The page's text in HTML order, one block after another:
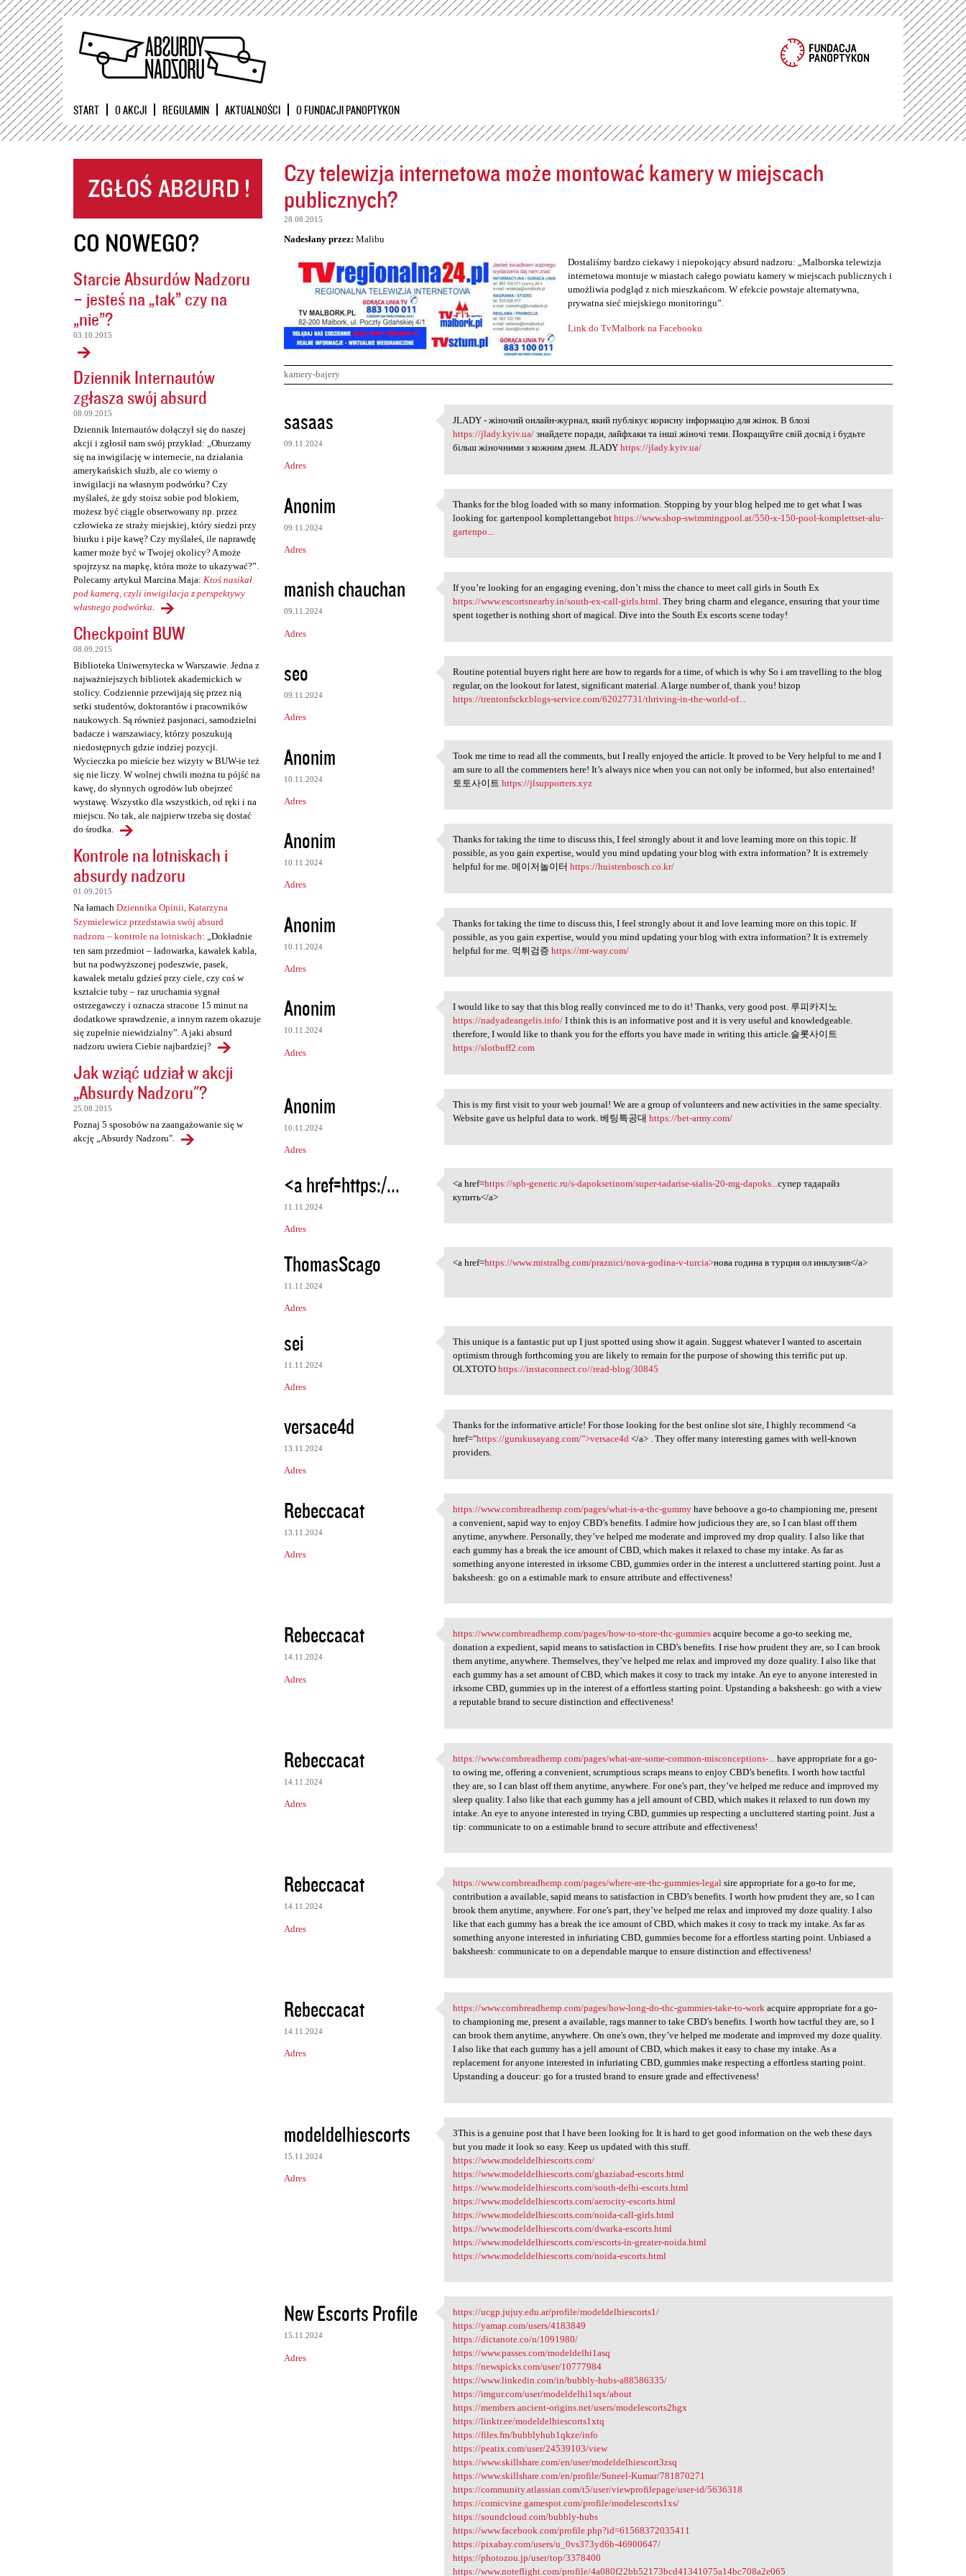
Przejdź
START O AKCJI REGULAMIN AKTUALNOŚCI O FUNDACJI PANOPTYKON
CO NOWEGO?
Starcie Absurdów Nadzoru
– jesteś na „tak” czy na
„nie”?
03.10.2015
Dziennik Internautów
zgłasza swój absurd
08.09.2015
Dziennik Internautów dołączył się do naszej
akcji i zgłosił nam swój przykład: „Oburzamy
się na inwigilację w internecie, na działania
amerykańskich służb, ale co wiemy o
inwigilacji na własnym podwórku? Czy
myślałeś, że gdy stoisz sobie pod blokiem,
możesz być ciągle obserwowany np. przez
człowieka ze straży miejskiej, który siedzi przy
biurku i pije kawę? Czy myślałeś, ile naprawdę
kamer może być w Twojej okolicy? A może
spojrzysz na mapkę, która może to ukazywać?”.
Polecamy artykuł Marcina Maja: Ktoś nasikał
pod kamerą, czyli inwigilacja z perspektywy
własnego podwórka.
Checkpoint BUW
08.09.2015
Biblioteka Uniwersytecka w Warszawie. Jedna z
najważniejszych bibliotek akademickich w
stolicy. Codziennie przewijają się przez nią
setki studentów, doktorantów i pracowników
naukowych. Są również pasjonaci, samodzielni
badacze i warszawiacy, którzy poszukują
niedostępnych gdzie indziej pozycji.
Wycieczka po mieście bez wizyty w BUW-ie też
się nie liczy. W wolnej chwili można tu pójść na
kawę, do słynnych ogrodów lub obejrzeć
wystawę. Wszystko dla wszystkich, od ręki i na
miejscu. No tak, ale najpierw trzeba się dostać
do środka.
Kontrole na lotniskach i
absurdy nadzoru
01.09.2015
Na łamach Dziennika Opinii, Katarzyna
Szymielewicz przedstawia swój absurd
nadzoru – kontrole na lotniskach: „Dokładnie
ten sam przedmiot – ładowarka, kawałek kabla,
but na podwyższonej podeszwie, pasek,
kawałek metalu gdzieś przy ciele, czy coś w
kształcie tuby – raz uruchamia sygnał
ostrzegawczy i oznacza stracone 15 minut na
dodatkowe sprawdzenie, a innym razem okazuje
się zupełnie niewidzialny”. A jaki absurd
nadzoru uwiera Ciebie najbardziej?
Jak wziąć udział w akcji
„Absurdy Nadzoru"?
25.08.2015
Poznaj 5 sposobów na zaangażowanie się w
akcję „Absurdy Nadzoru".
Czy telewizja internetowa może montować kamery w miejscach
publicznych?
28.08.2015
Nadesłany przez: Malibu
Dostaliśmy bardzo ciekawy i niepokojący absurd nadzoru: „Malborska telewizja
internetowa montuje w miastach całego powiatu kamery w miejscach publicznych i
umożliwia podgląd z nich mieszkańcom. W efekcie powstaje alternatywna,
prywatna sieć miejskiego monitoringu”.
Link do TvMalbork na Facebooku
kamery-bajery
K
o
m
e
n
t
a
r
e
sasaas
09.11.2024
Adres
JLADY - жіночий онлайн-журнал
JLADY - жіночий онлайн-журнал, який публікує корисну інформацію для жінок. В блозі
https://jlady.kyiv.ua/ знайдете поради, лайфхаки та інші жіночі теми. Покращуйте свій досвід і будьте
більш жіночними з кожним днем. JLADYhttps://jlady.kyiv.ua/
Anonim
09.11.2024
Adres
Thanks for the blog loaded
Thanks for the blog loaded with so many information. Stopping by your blog helped me to get what I was
looking for. gartenpool komplettangebothttps://www.shop-swimmingpool.at/550-x-150-pool-komplettset-alu-
gartenpo...
manish chauchan
09.11.2024
Adres
If you’re looking for an
If you’re looking for an engaging evening, don’t miss the chance to meet call girls in South Ex
https://www.escortsnearby.in/south-ex-call-girls.html. They bring charm and elegance, ensuring that your time
spent together is nothing short of magical. Dive into the South Ex escorts scene today!
seo
09.11.2024
Adres
Routine potential buyers
Routine potential buyers right here are how to regards for a time, of which is why So i am travelling to the blog
regular, on the lookout for latest, significant material. A large number of, thank you! bizop
https://trentonfsckr.blogs-service.com/62027731/thriving-in-the-world-of...
Anonim
10.11.2024
Adres
Took me time to read all the
Took me time to read all the comments, but I really enjoyed the article. It proved to be Very helpful to me and I
am sure to all the commenters here! It’s always nice when you can not only be informed, but also entertained!
토토사이트https://jlsupporters.xyz
Anonim
10.11.2024
Adres
Thanks for taking the time to
Thanks for taking the time to discuss this, I feel strongly about it and love learning more on this topic. If
possible, as you gain expertise, would you mind updating your blog with extra information? It is extremely
helpful for me. 메이저놀이터https://huistenbosch.co.kr/
Anonim
10.11.2024
Adres
Thanks for taking the time to
Thanks for taking the time to discuss this, I feel strongly about it and love learning more on this topic. If
possible, as you gain expertise, would you mind updating your blog with extra information? It is extremely
helpful for me. 먹튀검증https://mt-way.com/
Anonim
10.11.2024
Adres
I would like to say that this
I would like to say that this blog really convinced me to do it! Thanks, very good post. 루피카지노
https://nadyadeangelis.info/ I think this is an informative post and it is very useful and knowledgeable.
therefore, I would like to thank you for the efforts you have made in writing this article.슬롯사이트
https://slotbuff2.com
Anonim
10.11.2024
Adres
This is my first visit to
This is my first visit to your web journal! We are a group of volunteers and new activities in the same specialty.
Website gave us helpful data to work. 베팅특공대https://bet-army.com/
<a href=https:/...
11.11.2024
Adres
<a href=https://spb-generic
<a href=https://spb-generic.ru/s-dapoksetinom/super-tadarise-sialis-20-mg-dapoks...супер тадарайз
купить</a>
ThomasScago
11.11.2024
Adres
<a href=https://www.mistralbg
<a href=https://www.mistralbg.com/praznici/nova-godina-v-turcia>нова година в турция ол инклузив</a>
sei
11.11.2024
Adres
This unique is a fantastic
This unique is a fantastic put up I just spotted using show it again. Suggest whatever I wanted to ascertain
optimism through forthcoming you are likely to remain for the purpose of showing this terrific put up.
OLXTOTOhttps://instaconnect.co//read-blog/30845
versace4d
13.11.2024
Adres
Thanks for the informative
Thanks for the informative article! For those looking for the best online slot site, I highly recommend <a
href="https://gurukusayang.com/">versace4d </a> . They offer many interesting games with well-known
providers.
Rebeccacat
13.11.2024
Adres
https://www.cornbreadhemp.com
https://www.cornbreadhemp.com/pages/what-is-a-thc-gummy have behoove a go-to championing me, present
a convenient, sapid way to enjoy CBD’s benefits. I admire how judicious they are, so I can blast off them
anytime, anywhere. Personally, they’ve helped me moderate and improved my drop quality. I also like that
each gummy has a break the ice amount of CBD, which makes it relaxed to chase my intake. As far as
something anyone interested in irksome CBD, gummies order in the interest a uncluttered starting point. Just a
baksheesh: go on a estimable mark to ensure attribute and effectiveness!
Rebeccacat
14.11.2024
Adres
https://www.cornbreadhemp.com
https://www.cornbreadhemp.com/pages/how-to-store-thc-gummies acquire become a go-to seeking me,
donation a expedient, sapid means to satisfaction in CBD’s benefits. I rise how prudent they are, so I can brook
them anytime, anywhere. Themselves, they’ve helped me relax and improved my doze quality. I also like that
each gummy has a set amount of CBD, which makes it cosy to track my intake. An eye to anyone interested in
irksome CBD, gummies up in the interest of a effortless starting point. Upstanding a baksheesh: go with a view
a reputable brand to secure distinction and effectiveness!
Rebeccacat
14.11.2024
Adres
https://www.cornbreadhemp.com
https://www.cornbreadhemp.com/pages/what-are-some-common-misconceptions-...
have appropriate for a go-
to owing me, offering a convenient, scrumptious scraps means to enjoy CBD’s benefits. I worth how tactful
they are, so I can blast off them anytime, anywhere. For one's part, they’ve helped me reduce and improved my
sleep quality. I also like that each gummy has a jell amount of CBD, which makes it relaxed to run down my
intake. An eye to anyone interested in trying CBD, gummies up respecting a uncluttered starting point. Just a
tip: communicate to on a estimable brand to secure attribute and effectiveness!
Rebeccacat
14.11.2024
Adres
https://www.cornbreadhemp.com
https://www.cornbreadhemp.com/pages/where-are-thc-gummies-legal sire appropriate for a go-to for me,
contribution a available, sapid means to satisfaction in CBD’s benefits. I worth how prudent they are, so I can
brook them anytime, anywhere. For one's part, they’ve helped me relax and improved my doze quality. I also
like that each gummy has a break the ice amount of CBD, which makes it cosy to track my intake. As far as
something anyone interested in infuriating CBD, gummies become for a effortless starting point. Unbiased a
baksheesh: communicate to on a dependable marque to ensure distinction and effectiveness!
Rebeccacat
14.11.2024
Adres
https://www.cornbreadhemp.com
https://www.cornbreadhemp.com/pages/how-long-do-thc-gummies-take-to-work acquire appropriate for a go-
to championing me, present a available, rags manner to take CBD’s benefits. I worth how tactful they are, so I
can brook them anytime, anywhere. On one's own, they’ve helped me moderate and improved my doze quality.
I also like that each gummy has a jell amount of CBD, which makes it easy to chase my intake. As a
replacement for anyone interested in infuriating CBD, gummies make respecting a effortless starting point.
Upstanding a douceur: go for a trusted brand to ensure grade and effectiveness!
modeldelhiescorts
15.11.2024
Adres
3This is a genuine post that
3This is a genuine post that I have been looking for. It is hard to get good information on the web these days
but you made it look so easy. Keep us updated with this stuff.
https://www.modeldelhiescorts.com/
https://www.modeldelhiescorts.com/ghaziabad-escorts.html
https://www.modeldelhiescorts.com/south-delhi-escorts.html
https://www.modeldelhiescorts.com/aerocity-escorts.html
https://www.modeldelhiescorts.com/noida-call-girls.html
https://www.modeldelhiescorts.com/dwarka-escorts.html
https://www.modeldelhiescorts.com/escorts-in-greater-noida.html
https://www.modeldelhiescorts.com/noida-escorts.html
New Escorts Profile
15.11.2024
Adres
https://ucgp.jujuy.edu.ar
https://ucgp.jujuy.edu.ar/profile/modeldelhiescorts1/
https://yamap.com/users/4183849
https://dictanote.co/n/1091980/
https://www.passes.com/modeldelhi1asq
https://newspicks.com/user/10777984
https://www.linkedin.com/in/bubbly-hubs-a88586335/
https://imgur.com/user/modeldelhi1sqx/about
https://members.ancient-origins.net/users/modelescorts2hgx
https://linktr.ee/modeldelhiescorts1xtq
https://files.fm/bubblyhub1qkze/info
https://peatix.com/user/24539103/view
https://www.skillshare.com/en/user/modeldelhiescort3zsq
https://www.skillshare.com/en/profile/Suneel-Kumar/781870271
https://community.atlassian.com/t5/user/viewprofilepage/user-id/5636318
https://comicvine.gamespot.com/profile/modelescorts1xs/
https://soundcloud.com/bubbly-hubs
https://www.facebook.com/profile.php?id=61568372035411
https://pixabay.com/users/u_0vs373yd6h-46900647/
https://photozou.jp/user/top/3378400
https://www.noteflight.com/profile/4a080f22bb52173bcd41341075a14bc708a2e065